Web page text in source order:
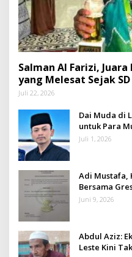
Salman Al Farizi,
yang Melesat Sejak SD
Juli 22, 2026
Dai Muda di
untuk Para
Juli 1, 2026
Adi Mustafa,
Bersama
Juni 9, 2026
Abdul Aziz:
Leste Kini